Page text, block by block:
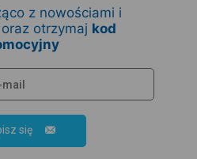
z nowościami i
otrzymaj kod
się